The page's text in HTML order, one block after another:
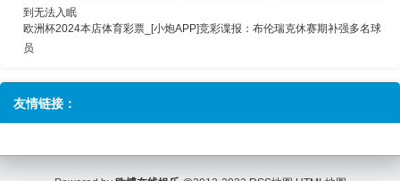
到无法入眠
欧洲杯2024本店体育彩票_[小炮APP]竞彩谍报：布伦瑞克休赛期补强多名球
员
友情链接：